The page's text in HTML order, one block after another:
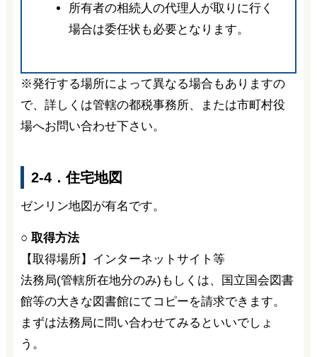
所有者の相続人の代理人が取りに行く
場合は委任状も必要となります。
※発行する場所によって異なる場合もありますの
で、詳しくは管轄の都税事務所、または市町村役
場へお問い合わせ下さい。
2-4．住宅地図
ゼンリン地図が有名です。
○ 取得方法
【取得場所】インターネットサイト等
法務局(管轄所在地分のみ)もしくは、国立国会図書
館等の大きな図書館にてコピーを請求できます。
まずは法務局に問い合わせてみるといいでしょ
う。